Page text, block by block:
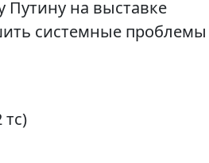
Путину на выставке
системные проблемы
тс)